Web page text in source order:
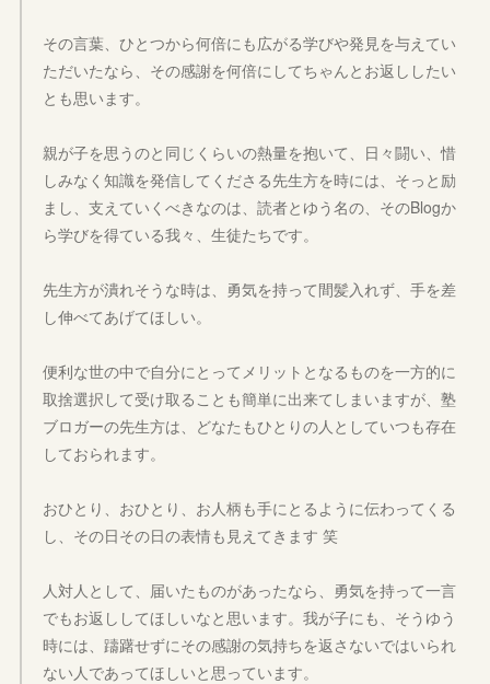
その言葉、ひとつから何倍にも広がる学びや発見を与えてい
ただいたなら、その感謝を何倍にしてちゃんとお返ししたい
とも思います。
親が子を思うのと同じくらいの熱量を抱いて、日々闘い、惜
しみなく知識を発信してくださる先生方を時には、そっと励
まし、支えていくべきなのは、読者とゆう名の、そのBlogか
ら学びを得ている我々、生徒たちです。
先生方が潰れそうな時は、勇気を持って間髪入れず、手を差
し伸べてあげてほしい。
便利な世の中で自分にとってメリットとなるものを一方的に
取捨選択して受け取ることも簡単に出来てしまいますが、塾
ブロガーの先生方は、どなたもひとりの人としていつも存在
しておられます。
おひとり、おひとり、お人柄も手にとるように伝わってくる
し、その日その日の表情も見えてきます 笑
人対人として、届いたものがあったなら、勇気を持って一言
でもお返ししてほしいなと思います。我が子にも、そうゆう
時には、躊躇せずにその感謝の気持ちを返さないではいられ
ない人であってほしいと思っています。